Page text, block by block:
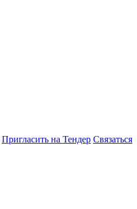
Пригласить на Тендер Связаться